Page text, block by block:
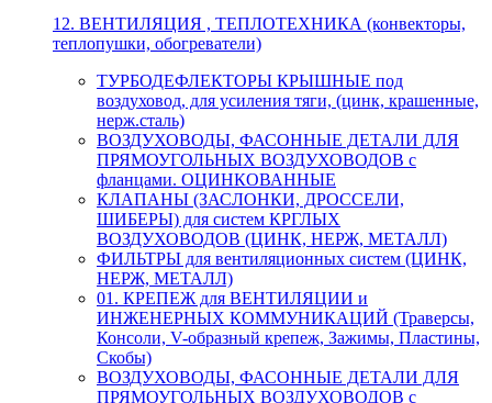
12. ВЕНТИЛЯЦИЯ , ТЕПЛОТЕХНИКА (конвекторы,
теплопушки, обогреватели)
ТУРБОДЕФЛЕКТОРЫ КРЫШНЫЕ под
воздуховод, для усиления тяги, (цинк, крашенные,
нерж.сталь)
ВОЗДУХОВОДЫ, ФАСОННЫЕ ДЕТАЛИ ДЛЯ
ПРЯМОУГОЛЬНЫХ ВОЗДУХОВОДОВ с
фланцами. ОЦИНКОВАННЫЕ
КЛАПАНЫ (ЗАСЛОНКИ, ДРОССЕЛИ,
ШИБЕРЫ) для систем КРГЛЫХ
ВОЗДУХОВОДОВ (ЦИНК, НЕРЖ, МЕТАЛЛ)
ФИЛЬТРЫ для вентиляционных систем (ЦИНК,
НЕРЖ, МЕТАЛЛ)
01. КРЕПЕЖ для ВЕНТИЛЯЦИИ и
ИНЖЕНЕРНЫХ КОММУНИКАЦИЙ (Траверсы,
Консоли, V-образный крепеж, Зажимы, Пластины,
Скобы)
ВОЗДУХОВОДЫ, ФАСОННЫЕ ДЕТАЛИ ДЛЯ
ПРЯМОУГОЛЬНЫХ ВОЗДУХОВОДОВ с